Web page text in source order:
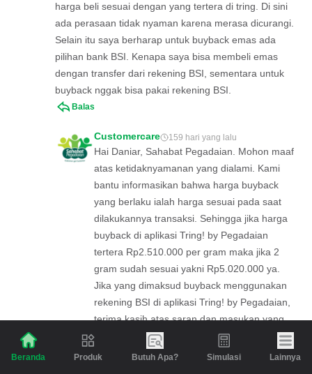
Beranda Produk Butuh Apa? Simulasi Lainnya
harga beli sesuai dengan yang tertera di tring. Di sini
ada perasaan tidak nyaman karena merasa dicurangi.
Selain itu saya berharap untuk buyback emas ada
pilihan bank BSI. Kenapa saya bisa membeli emas
dengan transfer dari rekening BSI, sementara untuk
buyback nggak bisa pakai rekening BSI.
Balas
Customercare 159 hari yang lalu
Hai Daniar, Sahabat Pegadaian. Mohon maaf
atas ketidaknyamanan yang dialami. Kami
bantu informasikan bahwa harga buyback
yang berlaku ialah harga sesuai pada saat
dilakukannya transaksi. Sehingga jika harga
buyback di aplikasi Tring! by Pegadaian
tertera Rp2.510.000 per gram maka jika 2
gram sudah sesuai yakni Rp5.020.000 ya.
Jika yang dimaksud buyback menggunakan
rekening BSI di aplikasi Tring! by Pegadaian,
terima kasih atas saran dan masukan yang
diberikan. Namun kami informasikan untuk
saat ini buyback dapat dilakukan melalui